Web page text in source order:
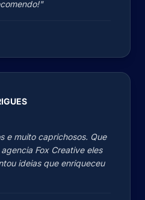
e muito caprichosos. Que
Fox Creative eles
ideias que enriqueceu